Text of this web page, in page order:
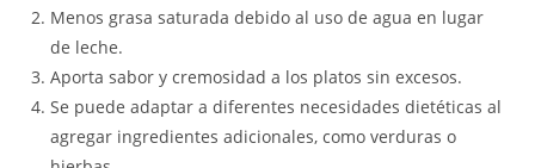
Menos grasa saturada debido al uso de agua en lugar
de leche.
Aporta sabor y cremosidad a los platos sin excesos.
Se puede adaptar a diferentes necesidades dietéticas al
agregar ingredientes adicionales, como verduras o